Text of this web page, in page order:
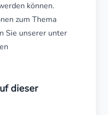
können.
zum Thema
Sie unserer unter
dieser